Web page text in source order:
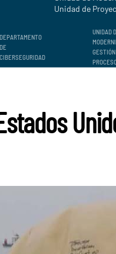
Unidad de
DEPARTAMENTO
DE
CIBERSEGURIDAD
UNIDAD